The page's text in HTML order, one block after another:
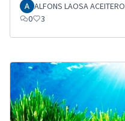
ALFONS LAOSA ACEITERO
0
3